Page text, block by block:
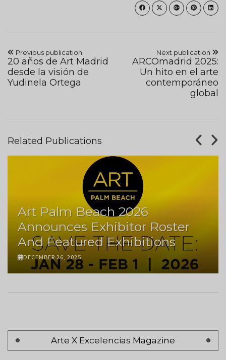
Previous publication
20 años de Art Madrid
desde la visión de
Yudinela Ortega
Next publication
ARCOmadrid 2025:
Un hito en el arte
contemporáneo
global
Related Publications
Art Palm Beach 2026
Announces Exhibitor Roster
And Featured Exhibitions
DECEMBER 26, 2025
Arte X Excelencias Magazine
Pagination